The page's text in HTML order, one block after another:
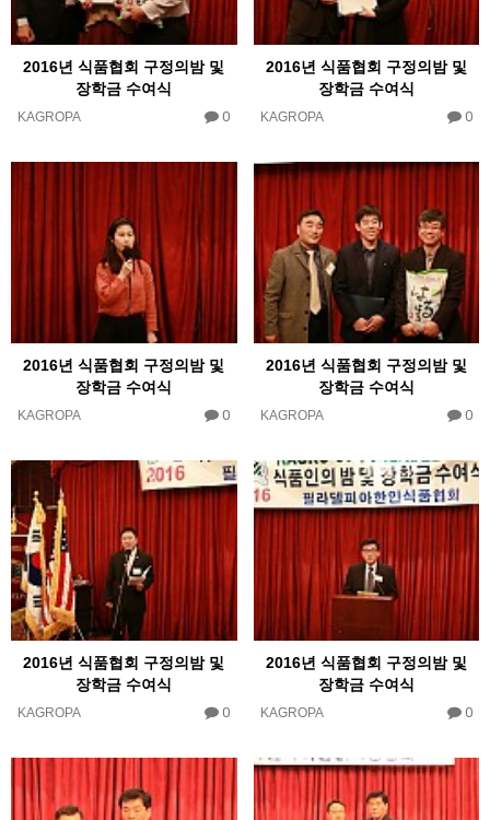
2016년 식품협회 구정의밤 및
장학금 수여식
KAGROPA 0
2016년 식품협회 구정의밤 및
장학금 수여식
KAGROPA 0
2016년 식품협회 구정의밤 및
장학금 수여식
KAGROPA 0
2016년 식품협회 구정의밤 및
장학금 수여식
KAGROPA 0
2016년 식품협회 구정의밤 및
장학금 수여식
KAGROPA 0
2016년 식품협회 구정의밤 및
장학금 수여식
KAGROPA 0